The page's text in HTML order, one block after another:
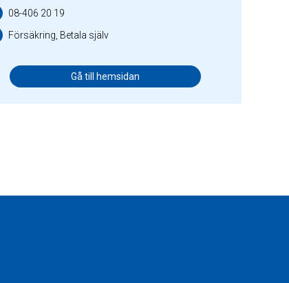
08-406 20 19
Försäkring, Betala själv
Gå till hemsidan